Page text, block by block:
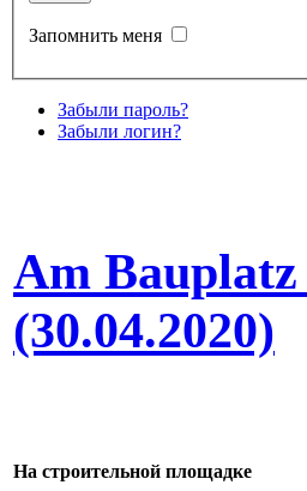
Запомнить меня
Забыли пароль?
Забыли логин?
Am
(30.04.2020)
На строительной площадке